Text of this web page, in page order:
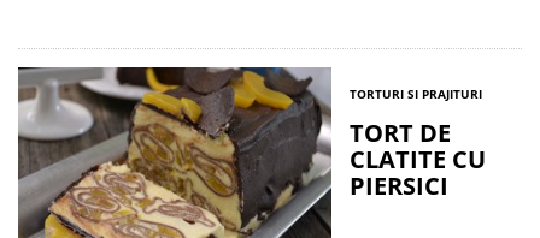
TORTURI SI PRAJITURI
TORT DE
CLATITE CU
PIERSICI